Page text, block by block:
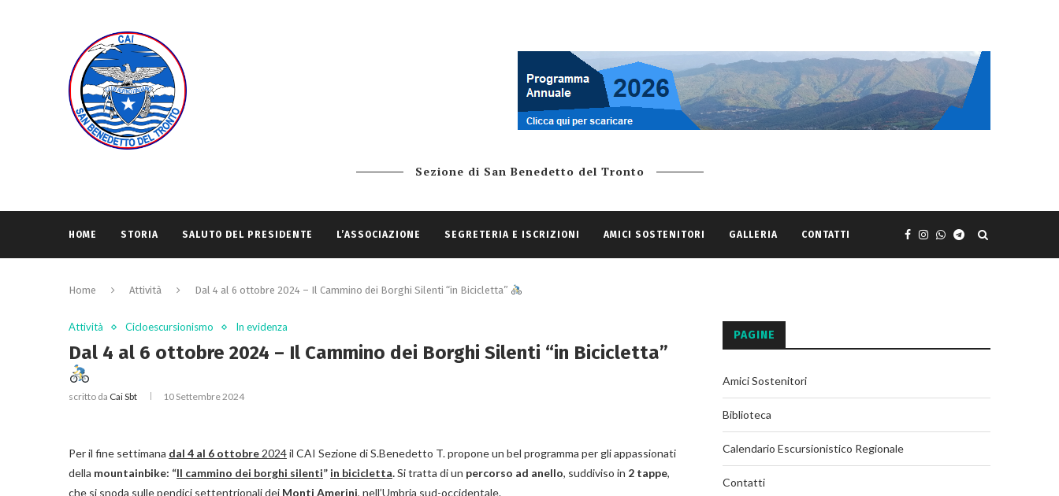
Sezione di San Benedetto del Tronto
HOME STORIA SALUTO DEL PRESIDENTE L’ASSOCIAZIONE SEGRETERIA E ISCRIZIONI AMICI SOSTENITORI GALLERIA CONTATTI
Home Attività Dal 4 al 6 ottobre 2024 – Il Cammino dei Borghi Silenti “in Bicicletta”
Attività Cicloescursionismo In evidenza
Dal 4 al 6 ottobre 2024 – Il Cammino dei Borghi Silenti “in Bicicletta”
scritto da Cai Sbt 10 Settembre 2024
Per il fine settimana dal 4 al 6 ottobre 2024il CAI Sezione di S.Benedetto T. propone un bel programma per gli appassionati
della mountainbike: “Il cammino dei borghi silenti” in bicicletta.Si tratta di un percorso ad anello, suddiviso in 2 tappe,
che si snoda sulle pendici settentrionali dei Monti Amerini, nell’Umbria sud-occidentale.
PAGINE
Amici Sostenitori
Biblioteca
Calendario Escursionistico Regionale
Contatti